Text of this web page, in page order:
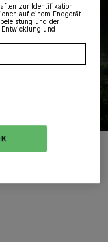
den bunt
zur Identifikation
auf einem Endgerät.
und der
und